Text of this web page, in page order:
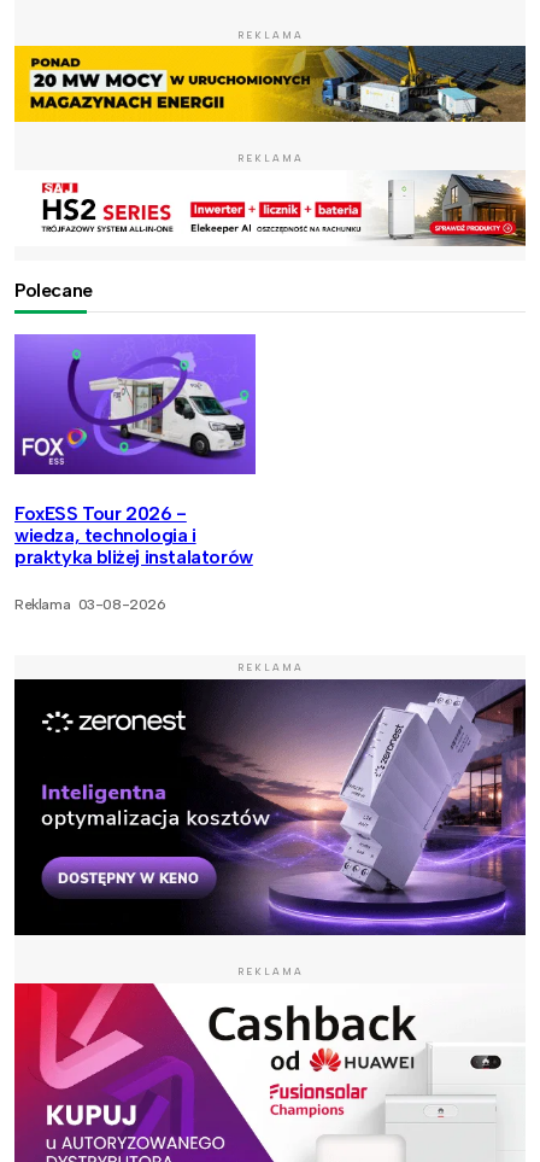
REKLAMA
REKLAMA
Polecane
FoxESS Tour 2026 -
wiedza, technologia i
praktyka bliżej instalatorów
Reklama 03-08-2026
REKLAMA
REKLAMA